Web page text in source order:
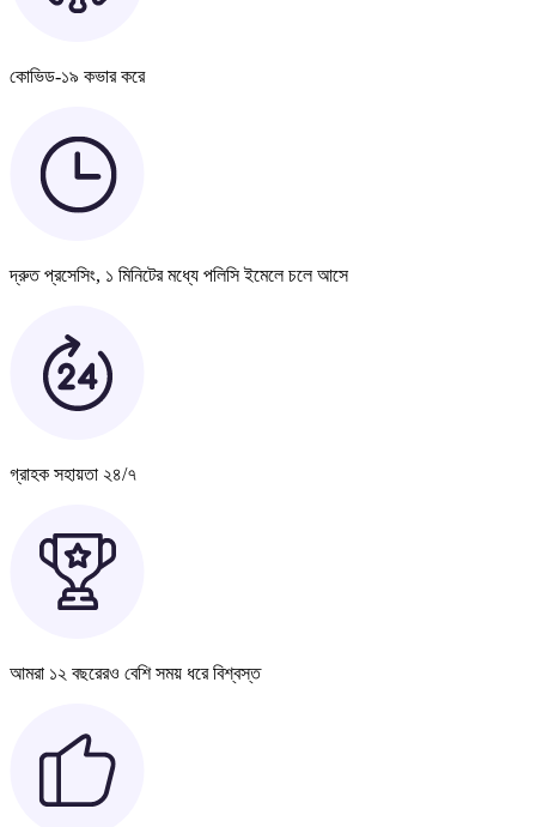
কোভিড-১৯ কভার করে
দ্রুত প্রসেসিং, ১ মিনিটের মধ্যে পলিসি ইমেলে চলে আসে
গ্রাহক সহায়তা ২৪/৭
আমরা ১২ বছরেরও বেশি সময় ধরে বিশ্বস্ত